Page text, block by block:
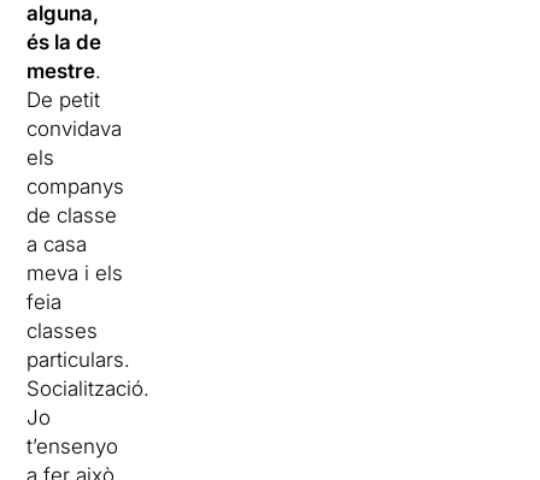
alguna,
és la de
mestre.
De petit
convidava
els
companys
de classe
a casa
meva i els
feia
classes
particulars.
Socialització.
Jo
t’ensenyo
a fer això